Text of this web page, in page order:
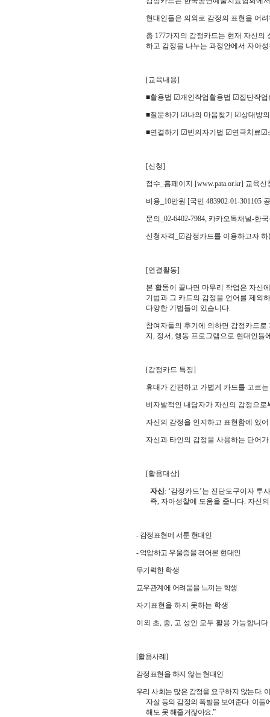
현대인들은 의외로 감정의 표현을 어
총 177가지의 감정카드는 현재 자신의
하고 감정을 나누는 과정안에서 자아
[교육내용]
■활용법 ☑개인작업활용법 ☑집단작
■질문하기 ☑나의 마음찾기 ☑상대방
■연결하기 ☑빈의자기법 ☑연극치료☑
[신청]
접수 홈페이지 [www.pata.or.kr] 교육신
비용 _10만원 [국민483902-01-301105
문의 _02-6402-7984,카카오톡채널-한
신청자격 ☑감정카드를 이용하고자
[연결활동]
본 활동이 끝나면 마무리 작업은 자신
기법과 그 카드의 감정을 언어를 제외
다양한 기법들이 있습니다.
참여자들의 후기에 의하면 감정카드
지, 정서,행동 프로그램으로 현대인들
[감정카드 특징]
휴대가 간편하고 가볍게 카드를 고르
비자발적인 내담자가 자신의 감정으로
자신의 감정을 인지하고 표현함에 있
자신과 타인의 감정을 사용하는 단어
[활용대상]
자신: ‘감정카드’는 진단도구이자 투
즉,자아성찰에 도움을 줍니다.자신
- 감정표현에 서툰 현대인
- 억압하고 우울증을 겪어본 현대인
무기력한 학생
교우관계에 어려움을 느끼는 학생
자기표현을 하지 못하는 학생
이외 초, 중, 고 성인 모두 활용 가능합니다
[활용사례]
감정표현을 하지 않는 현대인
우리 사회는 많은 감정을 요구하지 않는다.
자살 등의 감정의 폭발을 보여준다. 이들
해도 못 해줄거잖아요.”